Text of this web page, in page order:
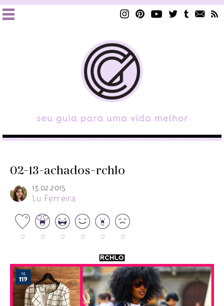
02-13-achados-rchlo
13.02.2015
Lu Ferreira
0 0 0 0 0 0